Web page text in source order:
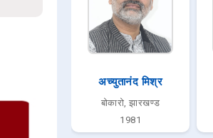
अच्युतानंद मिश्र
बोकारो, झारखण्ड
1981